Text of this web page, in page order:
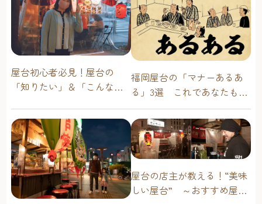
屋台初心者必見！屋台の
「知りたい」＆「こんな時
問に答えます！
福岡屋台の「マナーあるあ
る」3選 これであなたも屋
台通！
屋台の店主が教える！“美味
しい屋台” ～おすすめ屋台